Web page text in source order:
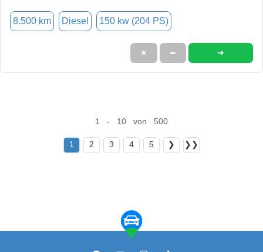
8.500 km Diesel 150 kw (204 PS)
★ ➦ ➜
1 - 10 von 500
1 2 3 4 5 ❯ ❯❯